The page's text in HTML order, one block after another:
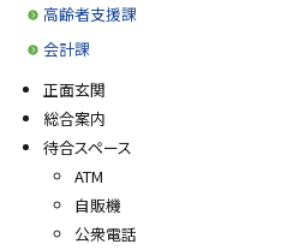
高齢者支援課
会計課
正面玄関
総合案内
待合スペース
ATM
自販機
公衆電話